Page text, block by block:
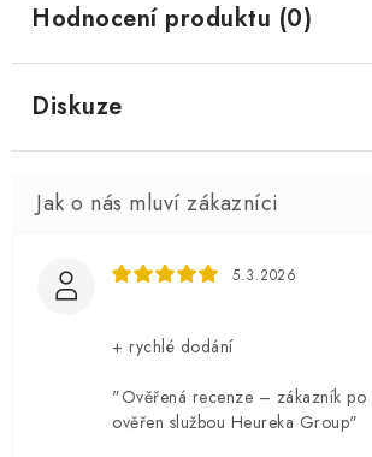
Hodnocení produktu (0)
Diskuze
5.3.2026
+ rychlé dodání
"Ověřená recenze – zákazník po
ověřen službou Heureka Group"